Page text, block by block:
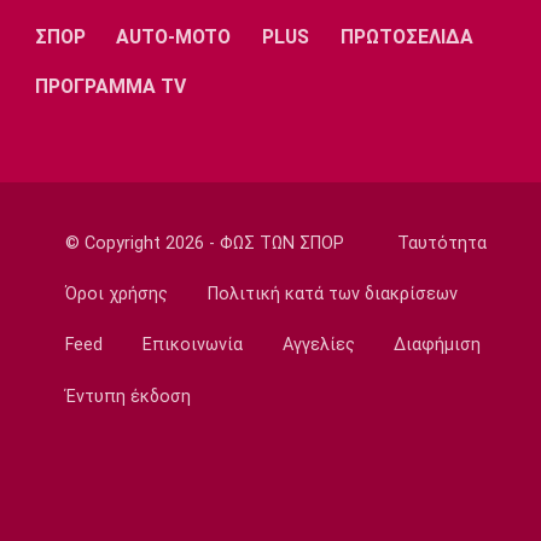
Mε Μιλουτίνοφ και Γιόκιτς οι επιλογές της
Σερβίας για τα προκριματικά του
16:50
Λιβάι Γκαρσία: «Θα ζήσουμε σπουδαίες
στιγμές»
Ποδόσφαιρο - Διεθνή
ΣΠΟΡ AUTO-MOTO PLUS ΠΡΩΤΟΣΕΛΙΔΑ
ΠΡΟΓΡΑΜΜΑ TV
© Copyright 2026 - ΦΩΣ ΤΩΝ ΣΠΟΡ Ταυτότητα
Όροι χρήσης Πολιτική κατά των διακρίσεων
Feed Επικοινωνία Αγγελίες Διαφήμιση
Έντυπη έκδοση